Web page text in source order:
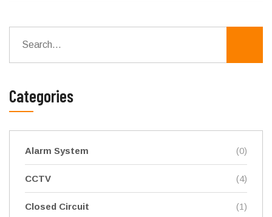
Categories
Alarm System (0)
CCTV (4)
Closed Circuit (1)